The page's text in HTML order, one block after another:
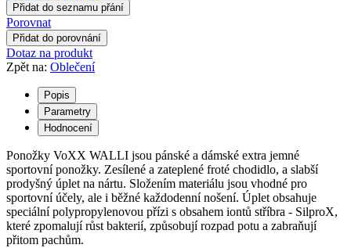
Přidat do seznamu přání
Porovnat
Přidat do porovnání
Dotaz na produkt
Zpět na: Oblečení
Popis
Parametry
Hodnocení
Ponožky VoXX WALLI jsou pánské a dámské extra jemné
sportovní ponožky. Zesílené a zateplené froté chodidlo, a slabší
prodyšný úplet na nártu. Složením materiálu jsou vhodné pro
sportovní účely, ale i běžné každodenní nošení. Úplet obsahuje
speciální polypropylenovou přízi s obsahem iontů stříbra - SilproX,
které zpomalují růst bakterií, způsobují rozpad potu a zabraňují
přitom pachům.